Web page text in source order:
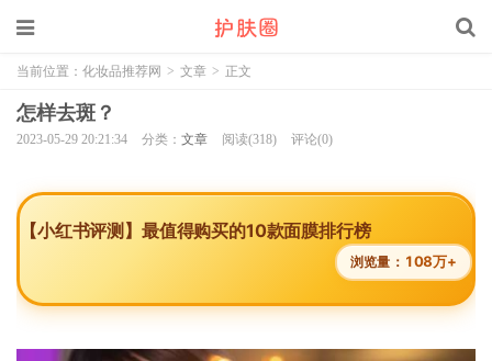
当前位置： 化妆品推荐网 > 文章 > 正文
怎样去斑？
2023-05-29 20:21:34 分类： 文章 阅读(318) 评论(0)
【小红书评测】最值得购买的10款面膜排行榜
浏览量： 108万+